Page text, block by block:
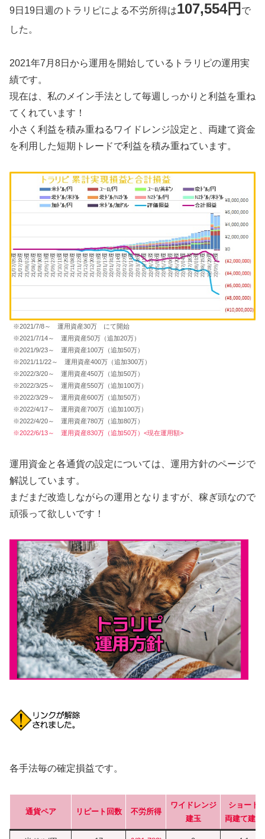
9日19日週のトラリピによる不労所得は107,554円 で
した。
2021年7月8日から運用を開始しているトラリピの運用実
績です。
現在は、私のメイン手法として毎週しっかりと利益を重ね
てくれています！
小さく利益を積み重ねるワイドレンジ設定と、両建て資金
を利用した短期トレードで利益を積み重ねています。
※2021/7/8～ 運用資産30万 にて開始
※2021/7/14～ 運用資産50万（追加20万）
※2021/9/23～ 運用資産100万（追加50万）
※2021/11/22～ 運用資産400万（追加300万）
※2022/3/20～ 運用資産450万（追加50万）
※2022/3/25～ 運用資産550万（追加100万）
※2022/3/29～ 運用資産600万（追加50万）
※2022/4/17～ 運用資産700万（追加100万）
※2022/4/20～ 運用資産780万（追加80万）
※2022/6/13～ 運用資産830万（追加50万）<現在運用額>
運用資金と各通貨の設定については、運用方針のページで
解説しています。
まだまだ改造しながらの運用となりますが、稼ぎ頭なので
頑張って欲しいです！
各手法毎の確定損益です。
通貨ペア リピート回数 不労所得
ワイドレンジ
建玉
ショート
両建て建玉